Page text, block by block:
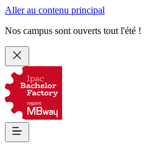
Aller au contenu principal
Nos campus sont ouverts tout l'été !